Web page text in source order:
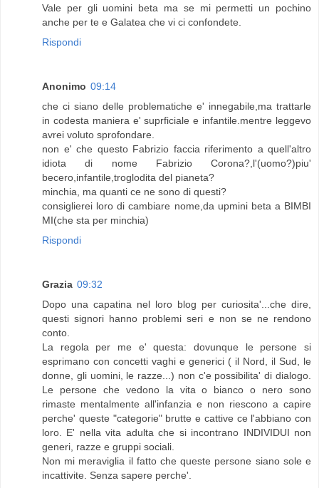
Vale per gli uomini beta ma se mi permetti un pochino
anche per te e Galatea che vi ci confondete.
Rispondi
Anonimo 09:14
che ci siano delle problematiche e' innegabile,ma trattarle
in codesta maniera e' suprficiale e infantile.mentre leggevo
avrei voluto sprofondare.
non e' che questo Fabrizio faccia riferimento a quell'altro
idiota di nome Fabrizio Corona?,l'(uomo?)piu'
becero,infantile,troglodita del pianeta?
minchia, ma quanti ce ne sono di questi?
consiglierei loro di cambiare nome,da upmini beta a BIMBI
MI(che sta per minchia)
Rispondi
Grazia 09:32
Dopo una capatina nel loro blog per curiosita'...che dire,
questi signori hanno problemi seri e non se ne rendono
conto.
La regola per me e' questa: dovunque le persone si
esprimano con concetti vaghi e generici ( il Nord, il Sud, le
donne, gli uomini, le razze...) non c'e possibilita' di dialogo.
Le persone che vedono la vita o bianco o nero sono
rimaste mentalmente all'infanzia e non riescono a capire
perche' queste "categorie" brutte e cattive ce l'abbiano con
loro. E' nella vita adulta che si incontrano INDIVIDUI non
generi, razze e gruppi sociali.
Non mi meraviglia il fatto che queste persone siano sole e
incattivite. Senza sapere perche'.